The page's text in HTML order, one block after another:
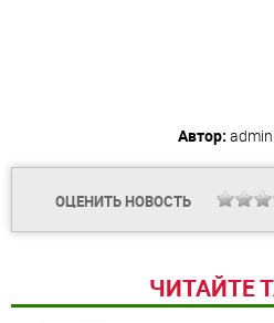
Автор: admin
ОЦЕНИТЬ НОВОСТЬ
ЧИТАЙТЕ